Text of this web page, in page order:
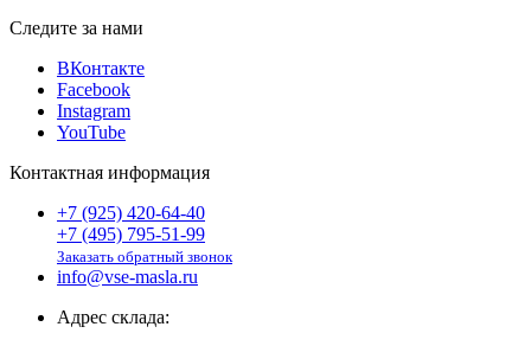
Следите за нами
ВКонтакте
Facebook
Instagram
YouTube
Контактная информация
+7 (925) 420-64-40
+7 (495) 795-51-99
Заказать обратный звонок
info@vse-masla.ru
Адрес склада: